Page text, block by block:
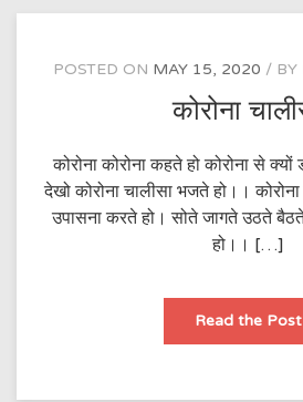
POSTED ON MAY 15, 2020 BY
कोरोना
कोरोना कोरोना कहते हो कोरोना से
देखो कोरोना चालीसा भजते हो।।
उपासना करते हो। सोते जागते उठते
हो।। […]
Read the Post